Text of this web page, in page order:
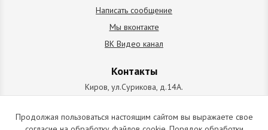
Написать сообщение
Мы вконтакте
ВК Видео канал
Контакты
Киров, ул.Сурикова, д.14А.
схема проезда
+7 (912) 827-92-55
Продолжая пользоваться настоящим сайтом вы выражаете свое